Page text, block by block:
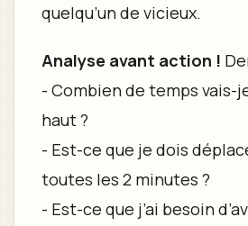
quelqu’un de vicieux.
Analyse avant action !
- Combien de temps vais-
haut ?
- Est-ce que je dois
toutes les 2 minutes ?
- Est-ce que j’ai besoin